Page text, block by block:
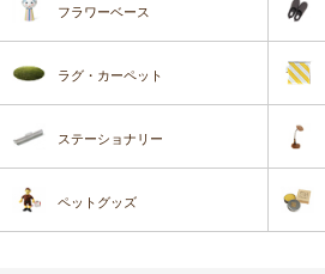
フラワーベース
ラグ・カーペット
ステーショナリー
ペットグッズ